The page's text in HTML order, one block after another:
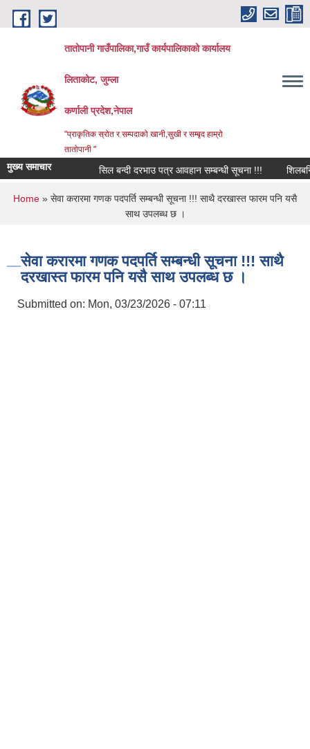
Skip to main content
तातोपानी गाउँपालिका,गाउँ कार्यपालिकाको कार्यालय
लिताकोट, जुम्ला
कर्णाली प्रदेश,नेपाल
"प्राकृतिक स्रोत र सम्पदाको खानी,सुखी र सम्बृद हाम्रो
तातोपानी "
मुख्य समाचार सिल बन्दी दरभाउ पत्र आवहान सम्बन्धी सूचना !!! शिलबन्धि
You are here
Home » सेवा करारमा गणक पदपर्ति सम्बन्धी सूचना !!! साथै दरखास्त फारम पनि यसै
साथ उपलब्ध छ ।
सेवा करारमा गणक पदपर्ति सम्बन्धी सूचना !!! साथै
दरखास्त फारम पनि यसै साथ उपलब्ध छ ।
Submitted on: Mon, 03/23/2026 - 07:11